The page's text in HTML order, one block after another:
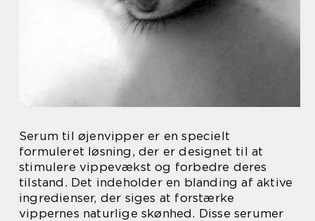
Serum til øjenvipper er en specielt
formuleret løsning, der er designet til at
stimulere vippevækst og forbedre deres
tilstand. Det indeholder en blanding af aktive
ingredienser, der siges at forstærke
vippernes naturlige skønhed. Disse serumer